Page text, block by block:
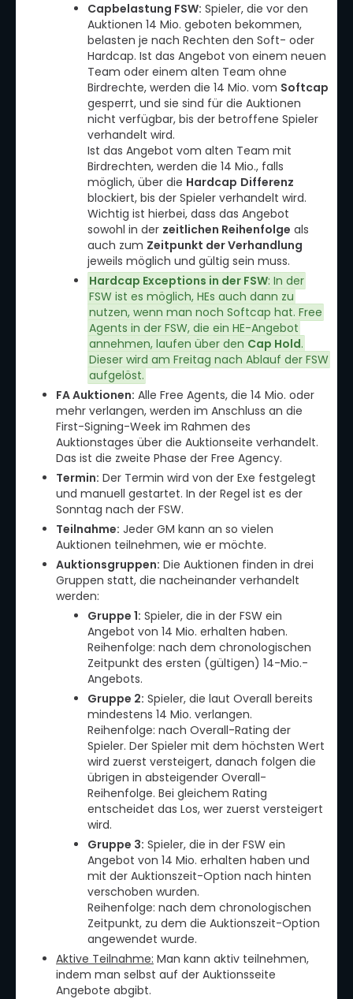
Capbelastung FSW: Spieler, die vor den
Auktionen 14 Mio. geboten bekommen,
belasten je nach Rechten den Soft- oder
Hardcap. Ist das Angebot von einem neuen
Team oder einem alten Team ohne
Birdrechte, werden die 14 Mio. vom Softcap
gesperrt, und sie sind für die Auktionen
nicht verfügbar, bis der betroffene Spieler
verhandelt wird.
Ist das Angebot vom alten Team mit
Birdrechten, werden die 14 Mio., falls
möglich, über die Hardcap Differenz
blockiert, bis der Spieler verhandelt wird.
Wichtig ist hierbei, dass das Angebot
sowohl in der zeitlichen Reihenfolge als
auch zum Zeitpunkt der Verhandlung
jeweils möglich und gültig sein muss.
Hardcap Exceptions in der FSW: In der
FSW ist es möglich, HEs auch dann zu
nutzen, wenn man noch Softcap hat. Free
Agents in der FSW, die ein HE-Angebot
annehmen, laufen über den Cap Hold.
Dieser wird am Freitag nach Ablauf der FSW
aufgelöst.
FA Auktionen: Alle Free Agents, die 14 Mio. oder
mehr verlangen, werden im Anschluss an die
First-Signing-Week im Rahmen des
Auktionstages über die Auktionseite verhandelt.
Das ist die zweite Phase der Free Agency.
Termin: Der Termin wird von der Exe festgelegt
und manuell gestartet. In der Regel ist es der
Sonntag nach der FSW.
Teilnahme: Jeder GM kann an so vielen
Auktionen teilnehmen, wie er möchte.
Auktionsgruppen: Die Auktionen finden in drei
Gruppen statt, die nacheinander verhandelt
werden:
Gruppe 1: Spieler, die in der FSW ein
Angebot von 14 Mio. erhalten haben.
Reihenfolge: nach dem chronologischen
Zeitpunkt des ersten (gültigen) 14-Mio.-
Angebots.
Gruppe 2: Spieler, die laut Overall bereits
mindestens 14 Mio. verlangen.
Reihenfolge: nach Overall-Rating der
Spieler. Der Spieler mit dem höchsten Wert
wird zuerst versteigert, danach folgen die
übrigen in absteigender Overall-
Reihenfolge. Bei gleichem Rating
entscheidet das Los, wer zuerst versteigert
wird.
Gruppe 3: Spieler, die in der FSW ein
Angebot von 14 Mio. erhalten haben und
mit der Auktionszeit-Option nach hinten
verschoben wurden.
Reihenfolge: nach dem chronologischen
Zeitpunkt, zu dem die Auktionszeit-Option
angewendet wurde.
Aktive Teilnahme: Man kann aktiv teilnehmen,
indem man selbst auf der Auktionsseite
Angebote abgibt.